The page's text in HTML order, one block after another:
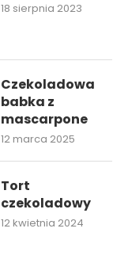
18 sierpnia 2023
Czekoladowa
babka z
mascarpone
12 marca 2025
Tort
czekoladowy
12 kwietnia 2024